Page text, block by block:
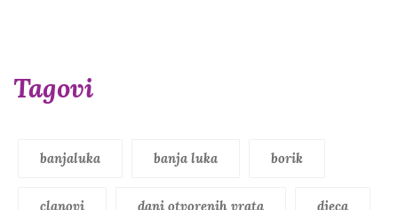
Tagovi
banjaluka banja luka borik
clanovi dani otvorenih vrata djeca